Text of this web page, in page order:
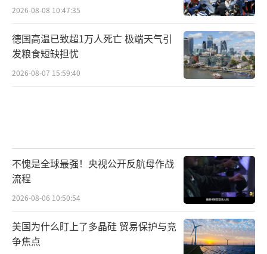
2026-08-08 10:47:35
德国高温已致超1万人死亡 极端天气引
发粮食短缺担忧
2026-08-07 15:59:40
不愧是全球最强！央视公开反航母作战
流程
2026-08-06 10:50:54
美国为什么盯上了多晶硅 贸易保护与竞
争焦点